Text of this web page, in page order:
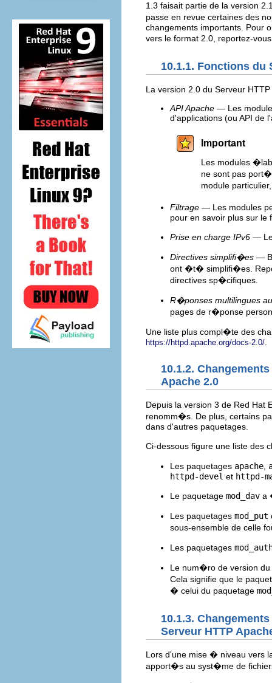
1.3 faisait partie de la version
passe en revue certaines des
changements importants. Pour
vers le format 2.0, reportez-
10.1.1. Fonctions du
La version 2.0 du Serveur
API Apache — Les
d'applications (ou API de
Important
Les modules
ne sont pas
module
Filtrage — Les modules
pour en savoir plus sur le
Prise en charge IPv6 —
Directives simplifi�es —
ont �t� simplifi�es.
directives sp�cifiques.
R�ponses multilingues
pages de r�ponse
Une liste plus compl�te des
https://httpd.apache.org/docs-2.0/
10.1.2.
Apache 2.0
Depuis la version 3 de Red
renomm�s. De plus, certains
dans d'autres paquetages.
Ci-dessous figure une liste des
Les paquetages apache,
httpd-devel et httpd-
Le paquetage mod_dav a
Les paquetages mod_put
sous-ensemble de celle
Les paquetages
Le num�ro de version
Cela signifie que le
� celui du paquetage
10.1.3.
Serveur HTTP
Lors d'une mise � niveau vers
apport�s au syst�me de